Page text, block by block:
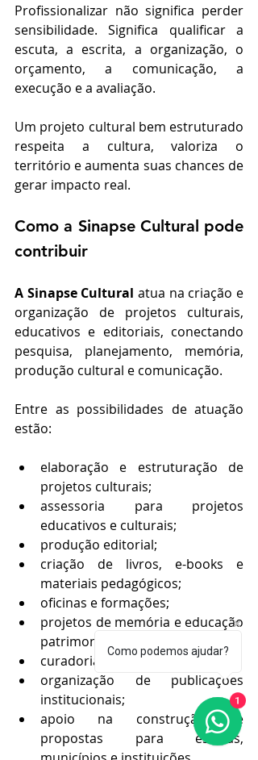
Profissionalizar não significa perder
sensibilidade. Significa qualificar a
escuta, a escrita, a organização, o
orçamento, a comunicação, a
execução e a avaliação.
Um projeto cultural bem estruturado
respeita a cultura, valoriza o
território e aumenta suas chances de
gerar impacto real.
Como a Sinapse Cultural pode
contribuir
A Sinapse Cultural atua na criação e
organização de projetos culturais,
educativos e editoriais, conectando
pesquisa, planejamento, memória,
produção cultural e comunicação.
Entre as possibilidades de atuação
estão:
elaboração e estruturação de
projetos culturais;
assessoria para projetos
educativos e culturais;
produção editorial;
criação de livros, e-books e
materiais pedagógicos;
oficinas e formações;
projetos de memória e educação
patrimonial;
curadoria de conteúdos;
organização de publicações
institucionais;
apoio na construção de
propostas para escolas,
Como podemos ajudar?
1